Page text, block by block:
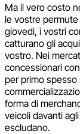
Ma il vero costo
le vostre
giovedì, i vostri
catturano gli
vostro. Nei
concessionari
per primo spesso
forma di
veicoli davanti
escludano.